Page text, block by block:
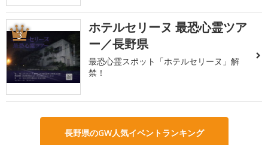
3
ホテルセリーヌ 最恐心霊ツア
ー／長野県
最恐心霊スポット「ホテルセリーヌ」解
禁！
長野県のGW人気イベントランキング